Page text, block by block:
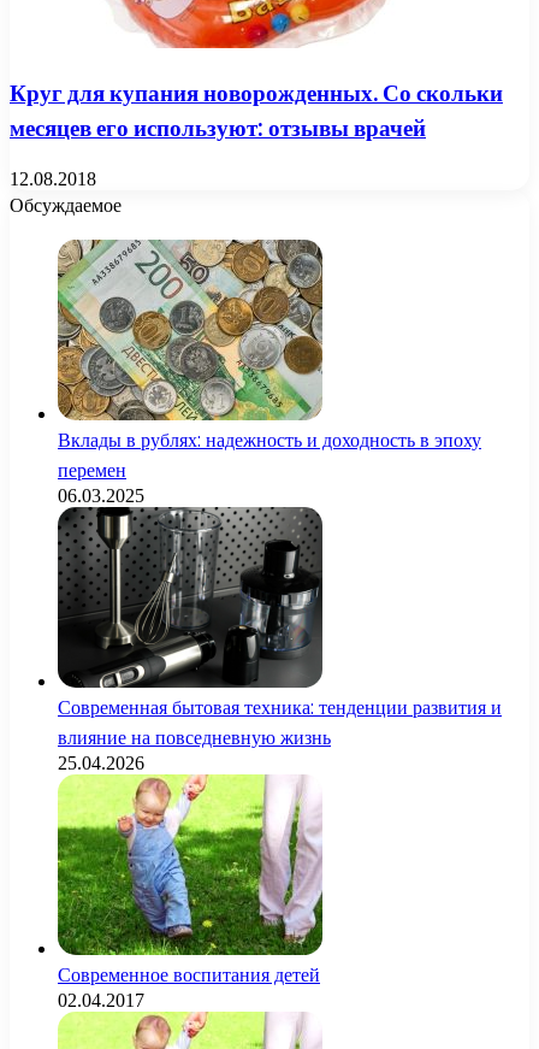
Круг для купания новорожденных. Со скольки
месяцев его используют: отзывы врачей
12.08.2018
Обсуждаемое
Вклады в рублях: надежность и доходность в эпоху
перемен
06.03.2025
Современная бытовая техника: тенденции развития и
влияние на повседневную жизнь
25.04.2026
Современное воспитания детей
02.04.2017